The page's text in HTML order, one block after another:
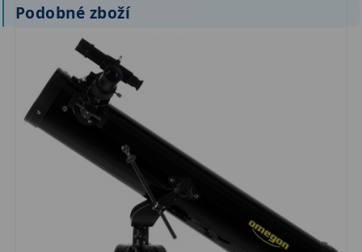
Podobné zboží